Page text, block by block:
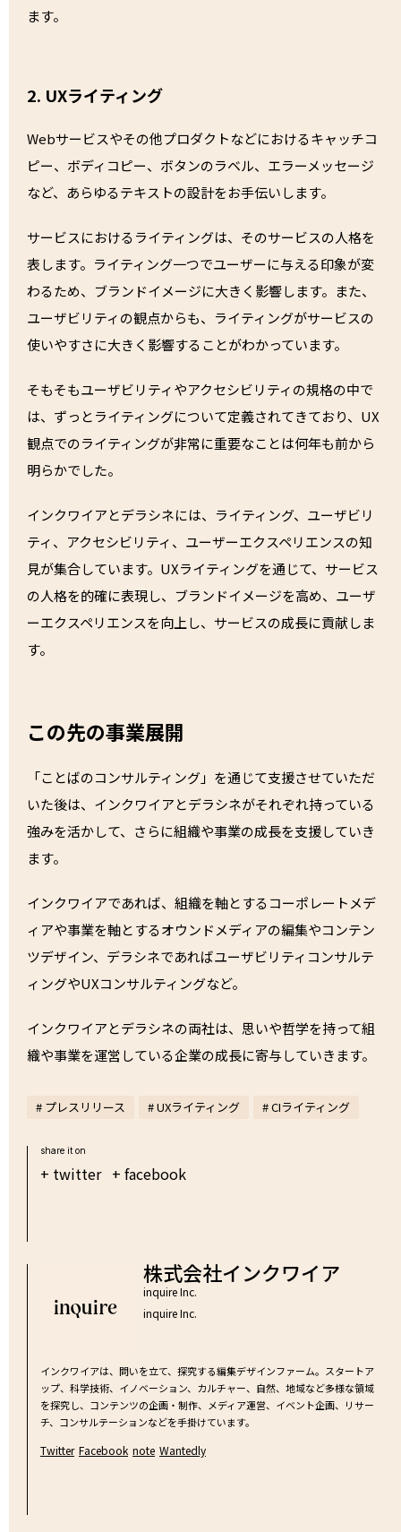
ます。
2. UXライティング
Webサービスやその他プロダクトなどにおけるキャッチコ
ピー、ボディコピー、ボタンのラベル、エラーメッセージ
など、あらゆるテキストの設計をお手伝いします。
サービスにおけるライティングは、そのサービスの人格を
表します。ライティング一つでユーザーに与える印象が変
わるため、ブランドイメージに大きく影響します。また、
ユーザビリティの観点からも、ライティングがサービスの
使いやすさに大きく影響することがわかっています。
そもそもユーザビリティやアクセシビリティの規格の中で
は、ずっとライティングについて定義されてきており、UX
観点でのライティングが非常に重要なことは何年も前から
明らかでした。
インクワイアとデラシネには、ライティング、ユーザビリ
ティ、アクセシビリティ、ユーザーエクスペリエンスの知
見が集合しています。UXライティングを通じて、サービス
の人格を的確に表現し、ブランドイメージを高め、ユーザ
ーエクスペリエンスを向上し、サービスの成長に貢献しま
す。
この先の事業展開
「ことばのコンサルティング」を通じて支援させていただ
いた後は、インクワイアとデラシネがそれぞれ持っている
強みを活かして、さらに組織や事業の成長を支援していき
ます。
インクワイアであれば、組織を軸とするコーポレートメデ
ィアや事業を軸とするオウンドメディアの編集やコンテン
ツデザイン、デラシネであればユーザビリティコンサルテ
ィングやUXコンサルティングなど。
インクワイアとデラシネの両社は、思いや哲学を持って組
織や事業を運営している企業の成長に寄与していきます。
# プレスリリース # UXライティング # CIライティング
share it on
+ twitter + facebook
株式会社インクワイア
inquire Inc.
inquire Inc.
インクワイアは、問いを立て、探究する編集デザインファーム。スタートア
ップ、科学技術、イノベーション、カルチャー、自然、地域など多様な領域
を探究し、コンテンツの企画・制作、メディア運営、イベント企画、リサー
チ、コンサルテーションなどを手掛けています。
Twitter Facebook note Wantedly